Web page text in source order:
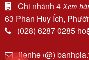
Chi nhánh 4Xem
63 Phan Huy Ích,
(028) 6287 0285
lienhe (@)